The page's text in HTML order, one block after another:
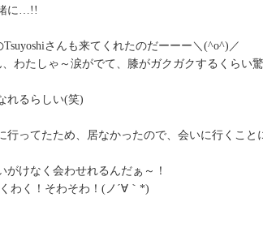
に…!!
さんも来てくれたのだーーー＼(^o^)／
わたしゃ～涙がでて、膝がガクガクするくらい
れるらしい(笑)
行ってたため、居なかったので、会いに行くこと
けなく会わせれるんだぁ～！
わく！そわそわ！(ノ´∀｀*)